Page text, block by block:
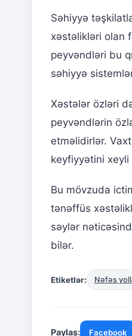
Səhiyyə
xəstəlikləri olan
peyvəndləri bu
səhiyyə
Xəstələr özləri
peyvəndlərin
etməlidirlər.
keyfiyyətini xeyli
Bu mövzuda
tənəffüs
səylər
bilər.
Etiketlər: Nəfəs
Paylaş: Facebook